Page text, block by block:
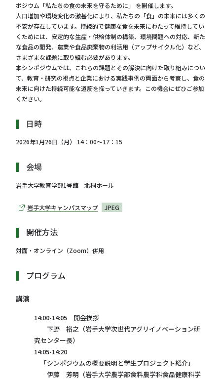
ポジウム「私たちの食の未来を守るために」 を開催します。
人口増加や環境変化の激甚化により、私たちの「食」の未来には多くの
不安が存在しています。持続的で健康な食を未来にわたって維持してい
くためには、安定的な生産・供給体制の構築、環境問題への対応、新た
な食品の開発、農業や食品廃棄物の利活用（アップサイクル化）など、
さまざまな課題に取り組む必要があります。
本シンポジウムでは、これらの課題とその解決に向けた取り組みについ
て、教育・研究の視点と企業における実践事例の両面から考察し、食の
未来に向けた持続可能な道筋を探っていきます。この機会にぜひご参加
ください。
日時
2026年1月26日（月） 14：00～17：15
会場
岩手大学教育学部1号館 北桐ホール
岩手大学キャンパスマップ JPEG
開催方法
対面・オンライン（Zoom）併用
プログラム
講演
14:00-14:05 開会挨拶
下野 裕之（岩手大学次世代アグリイノベーション研
究センター長）
14:05-14:20
「シンポジウムの概要説明と学生プロジェクト紹介」
伊藤 芳明（岩手大学農学部食料農学科食品健康科学